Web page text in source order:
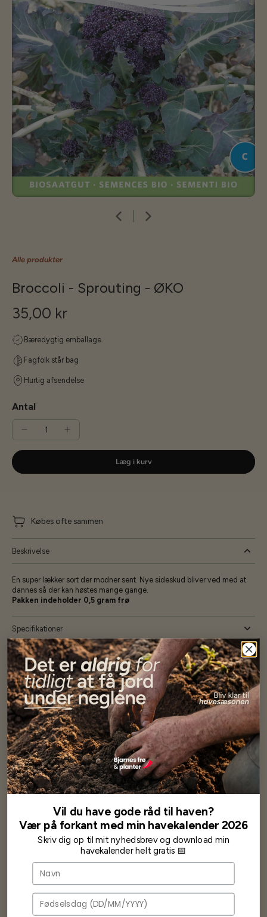
Alle produkter
Broccoli - Sprouting - ØKO
35,00 kr
Bæredygtig emballage
Fagfolk står bag
Hurtig afsendelse
Antal
Læg i kurv
Købes ofte sammen
Beskrivelse
En super lækker sort der modner sent. Nye sideskud bliver ved med at
dannes så der kan høstes mange gange.
Pakken indeholder 0,5 gram frø
Specifikationer
Se mere af Alle produkter
Vores kundersiger...
Har altid kun mødt god vejledning og hjælp fra Barney (Bjarne)
Har lige i går modtaget de fineste asparges kroner med posten
wauw en god kvalitet og størrelse.
Som skrevet før når jeg har skrevet med Bjarne har jeg altid mødt
venlighed og god service.
Jeg vil klart anbefale andre at købe her fra
Vil du have gode råd til haven?
Vær på forkant med min havekalender 2026
Skriv dig op til mit nyhedsbrev og download min
havekalender helt gratis 📅
Navn
Fødselsdag